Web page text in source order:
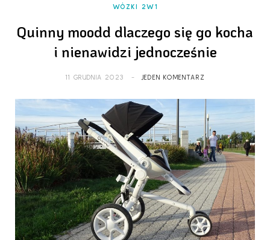
WÓZKI 2W1
Quinny moodd dlaczego się go kocha
i nienawidzi jednocześnie
11 GRUDNIA 2023 JEDEN KOMENTARZ